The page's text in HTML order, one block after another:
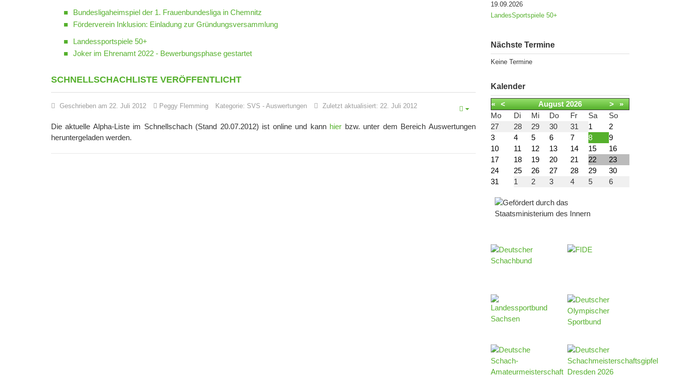
Bundesligaheimspiel der 1. Frauenbundesliga in Chemnitz
Förderverein Inklusion: Einladung zur Gründungsversammlung
Landessportspiele 50+
Joker im Ehrenamt 2022 - Bewerbungsphase gestartet
SCHNELLSCHACHLISTE VERÖFFENTLICHT
Geschrieben am 22. Juli 2012 Peggy Flemming Kategorie: SVS - Auswertungen Zuletzt aktualisiert: 22. Juli 2012
Die aktuelle Alpha-Liste im Schnellschach (Stand 20.07.2012) ist online und kann hier bzw. unter dem Bereich Auswertungen
heruntergeladen werden.
19.09.2026
LandesSportspiele 50+
Nächste Termine
Keine Termine
Kalender
« < August 2026 >
»
Mo
Di Mi Do Fr Sa
So
27
28 29 30 31 1
2
3
4 5 6 7 8
9
10
11 12 13 14 15
16
17
18 19 20 21 22
23
24
25 26 27 28 29
30
31
1 2 3 4 5 6